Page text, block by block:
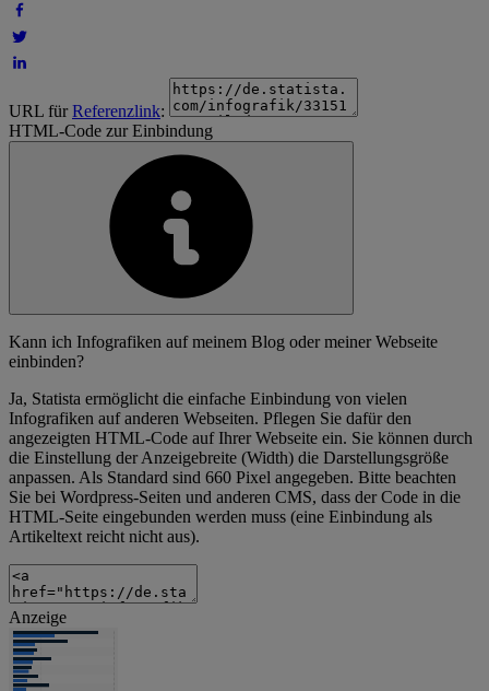
URL fürReferenzlink:
HTML-Code zur Einbindung
Kann ich Infografiken auf meinem Blog oder meiner Webseite
einbinden?
Ja, Statista ermöglicht die einfache Einbindung von vielen
Infografiken auf anderen Webseiten. Pflegen Sie dafür den
angezeigten HTML-Code auf Ihrer Webseite ein. Sie können durch
die Einstellung der Anzeigebreite (Width) die Darstellungsgröße
anpassen. Als Standard sind 660 Pixel angegeben. Bitte beachten
Sie bei Wordpress-Seiten und anderen CMS, dass der Code in die
HTML-Seite eingebunden werden muss (eine Einbindung als
Artikeltext reicht nicht aus).
Anzeige